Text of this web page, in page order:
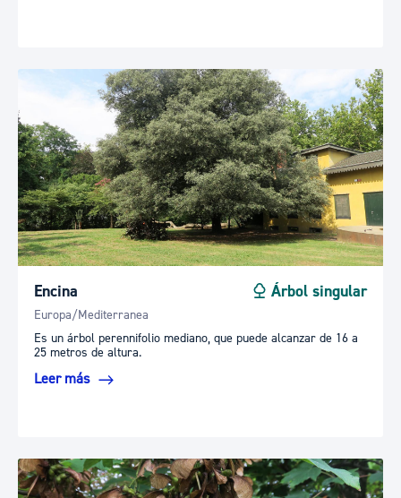
Encina Árbol singular
Europa/Mediterranea
Es un árbol perennifolio mediano, que puede alcanzar de 16 a
25 metros de altura.
Leer más